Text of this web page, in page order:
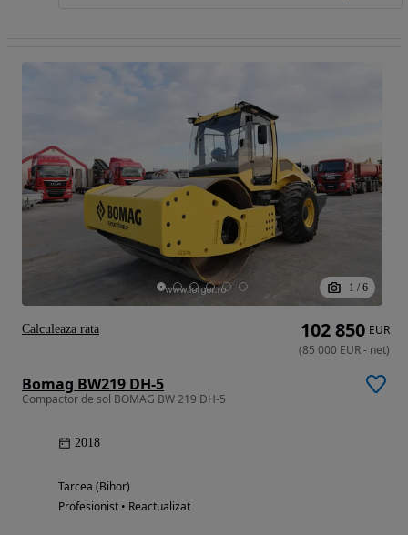
1 / 6
Bomag BW219 DH-5
Compactor de sol BOMAG BW 219 DH-5
2018
Tarcea (Bihor)
Profesionist • Reactualizat
102 850 EUR
(85 000 EUR- net)
Calculeaza rata